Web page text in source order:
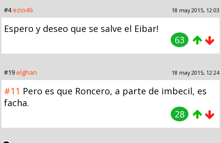
#4ezio46 18 may 2015, 12:03
Espero y deseo que se salve el Eibar!
63
#19elghan 18 may 2015, 12:24
#11 Pero es que Roncero, a parte de imbecil, es
facha.
28